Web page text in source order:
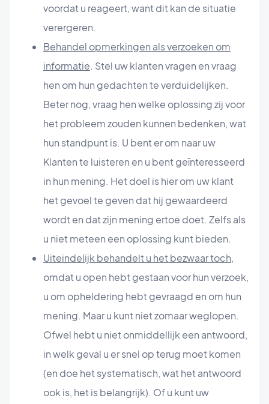
voordat u reageert, want dit kan de situatie
verergeren.
Behandel opmerkingen als verzoeken om
informatie. Stel uw klanten vragen en vraag
hen om hun gedachten te verduidelijken.
Beter nog, vraag hen welke oplossing zij voor
het probleem zouden kunnen bedenken, wat
hun standpunt is. U bent er om naar uw
Klanten te luisteren en u bent geïnteresseerd
in hun mening. Het doel is hier om uw klant
het gevoel te geven dat hij gewaardeerd
wordt en dat zijn mening ertoe doet. Zelfs als
u niet meteen een oplossing kunt bieden.
Uiteindelijk behandelt u het bezwaar toch,
omdat u open hebt gestaan voor hun verzoek,
u om opheldering hebt gevraagd en om hun
mening. Maar u kunt niet zomaar weglopen.
Ofwel hebt u niet onmiddellijk een antwoord,
in welk geval u er snel op terug moet komen
(en doe het systematisch, wat het antwoord
ook is, het is belangrijk). Of u kunt uw